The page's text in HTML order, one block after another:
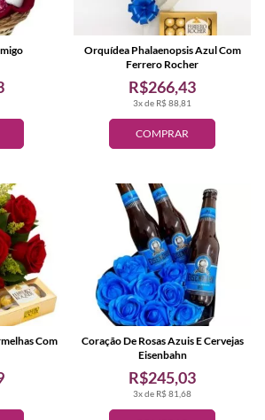
COMPRAR
3x de R$ 88,81
R$266,43
Orquídea Phalaenopsis Azul Com
Ferrero Rocher
Com
3x de R$ 81,68
R$245,03
Coração De Rosas Azuis E Cervejas
Eisenbahn